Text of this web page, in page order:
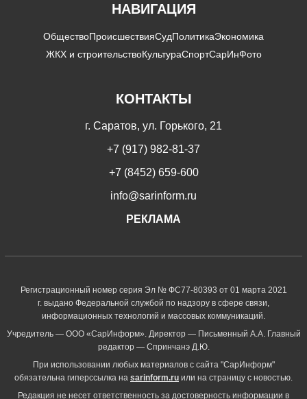
НАВИГАЦИЯ
ОбществоПроисшествияСудПолитикаЭкономика
ЖКХ и строительствоКультураСпортСарИнФото
КОНТАКТЫ
г. Саратов, ул. Горького, 21
+7 (917) 982-81-37
+7 (8452) 659-600
info@sarinform.ru
РЕКЛАМА
Регистрационный номер серия Эл № ФС77-80393 от 01 марта 2021
г. выдано Федеральной службой по надзору в сфере связи,
информационных технологий и массовых коммуникаций.
Учредитель — ООО «СарИнформ». Директор — Письменный А.А. Главный
редактор — Спринчанэ Д.Ю.
При использовании любых материалов с сайта "СарИнформ"
обязательна гиперссылка на sarinform.ru или на страницу с новостью.
Редакция не несет ответственность за достоверность информации в